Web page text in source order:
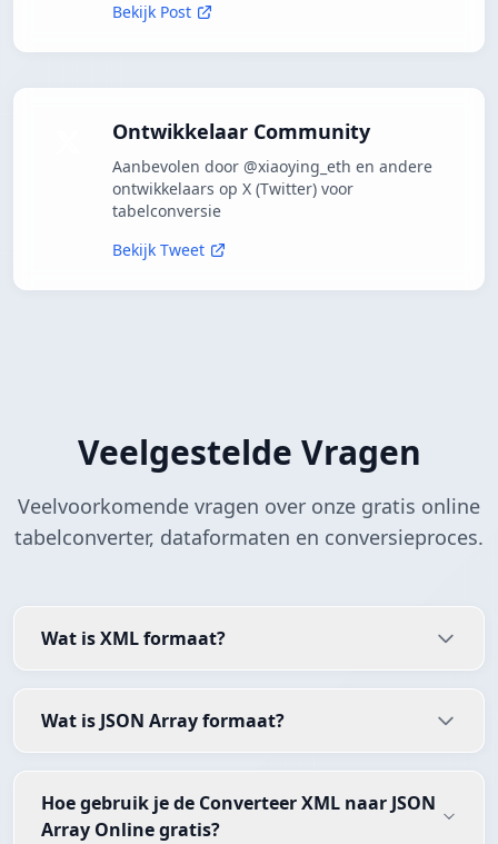
Bekijk Post
Ontwikkelaar Community
Aanbevolen door @xiaoying_eth en andere
ontwikkelaars op X (Twitter) voor
tabelconversie
Bekijk Tweet
Veelgestelde Vragen
Veelvoorkomende vragen over onze gratis online
tabelconverter, dataformaten en conversieproces.
Wat is XML formaat?
Wat is JSON Array formaat?
Hoe gebruik je de Converteer XML naar JSON
Array Online gratis?